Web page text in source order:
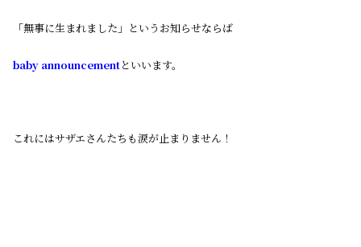
「無事に生まれました」というお知らせならば
baby announcementといいます。
これにはサザエさんたちも涙が止まりません！